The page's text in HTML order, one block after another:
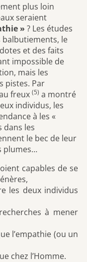
plus loin
seraient
» ? Les études
balbutiements, le
et des faits
impossible de
mais les
pistes. Par
freux (5) a montré
individus, les
à les «
dans les
le bec de leur
plumes…
capables de se
les deux individus
à mener
l’empathie (ou un
chez l’Homme.